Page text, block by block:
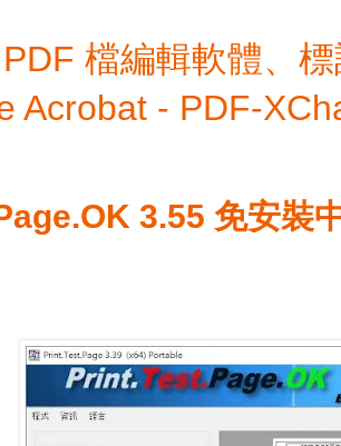
檔編輯軟體、
Acrobat - PDF-
3.55 免安裝